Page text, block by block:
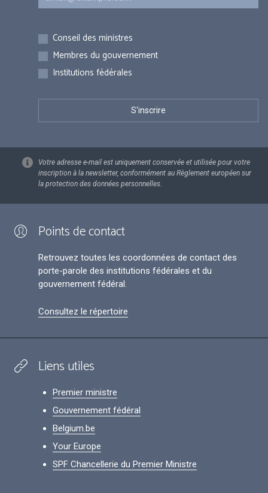
Inscriptions
Conseil des ministres
Membres du gouvernement
Institutions fédérales
Votre adresse e-mail est uniquement conservée et utilisée pour votre
inscription à la newsletter, conformément au Règlement européen sur
la protection des données personnelles.
Points de contact
Retrouvez toutes les coordonnées de contact des
porte-parole des institutions fédérales et du
gouvernement fédéral.
Consultez le répertoire
Liens utiles
Premier ministre
Gouvernement fédéral
Belgium.be
Your Europe
SPF Chancellerie du Premier Ministre